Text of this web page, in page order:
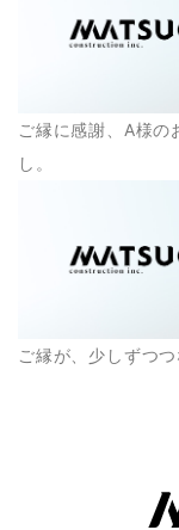
ご縁に感謝、A様の
し。
ご縁が、少しずつ